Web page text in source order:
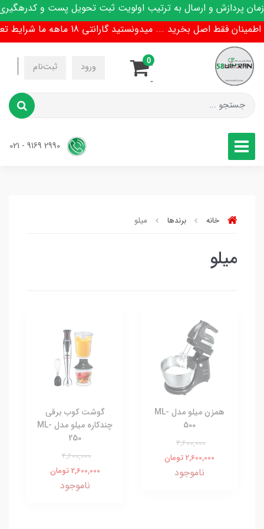
پردازش و ارسال به ترتیب اولویت ثبت تحویل پست و کدرهگیری
فقط اصل بخرید ... میدونستید گارانتی 18 ماهه ما شرایط تعویض هم داره !
ورود ثبت‌نام
-
-
0
خانه برندها میلو
میلو
همزن میلو مدل ML-
500
2,600,000
2,600,000 تومان
ناموجود
گوشت کوب برقی
چندکاره میلو مدل ML-
250
2,600,000
2,600,000 تومان
ناموجود